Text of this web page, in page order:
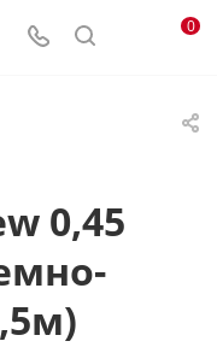
0
0,45